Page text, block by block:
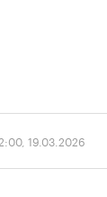
19.03.2026